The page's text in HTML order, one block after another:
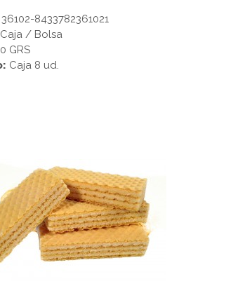
36102-8433782361021
Caja / Bolsa
GRS
Caja 8 ud.